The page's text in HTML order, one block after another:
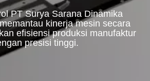
PT Surya Sarana Dinamika
kinerja mesin secara
efisiensi produksi manufaktur
presisi tinggi.